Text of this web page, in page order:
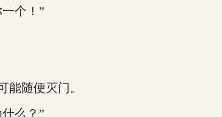
个！”
随便灭门。
么？”